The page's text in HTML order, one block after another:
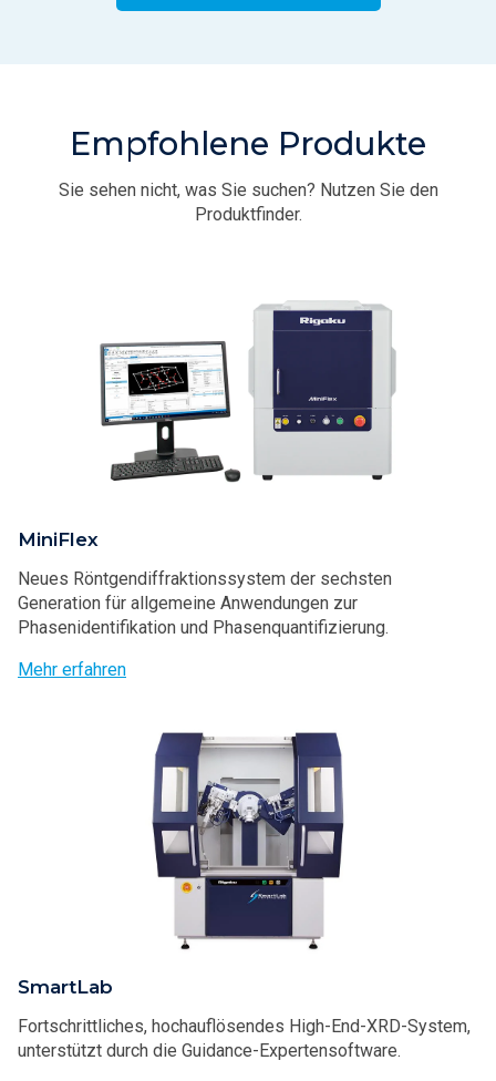
Empfohlene Produkte
Sie sehen nicht, was Sie suchen? Nutzen Sie den
Produktfinder.
MiniFlex
Neues Röntgendiffraktionssystem der sechsten
Generation für allgemeine Anwendungen zur
Phasenidentifikation und Phasenquantifizierung.
Mehr erfahren
SmartLab
Fortschrittliches, hochauflösendes High-End-XRD-System,
unterstützt durch die Guidance-Expertensoftware.